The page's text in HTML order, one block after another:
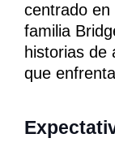
centrado
familia
historias de
que